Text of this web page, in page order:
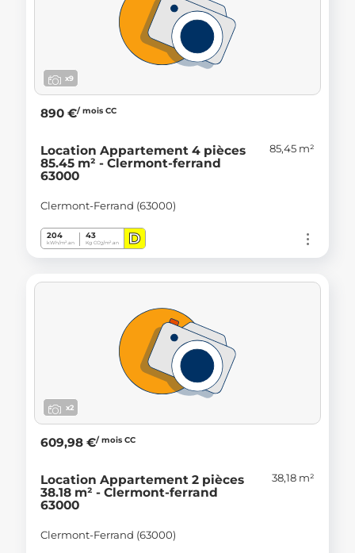
x9
890 €/ mois CC
Location Appartement 4 pièces
85.45 m² - Clermont-ferrand
63000
85,45 m²
Clermont-Ferrand (63000)
204
kWh/m².an
43
Kg CO2/m².an D
x2
609,98 €/ mois CC
Location Appartement 2 pièces
38.18 m² - Clermont-ferrand
63000
38,18 m²
Clermont-Ferrand (63000)